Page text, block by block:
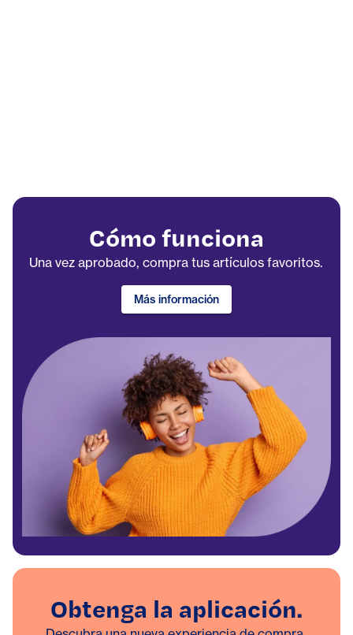
Cómo funciona
Una vez aprobado, compra tus artículos favoritos.
Más información
Obtenga la aplicación.